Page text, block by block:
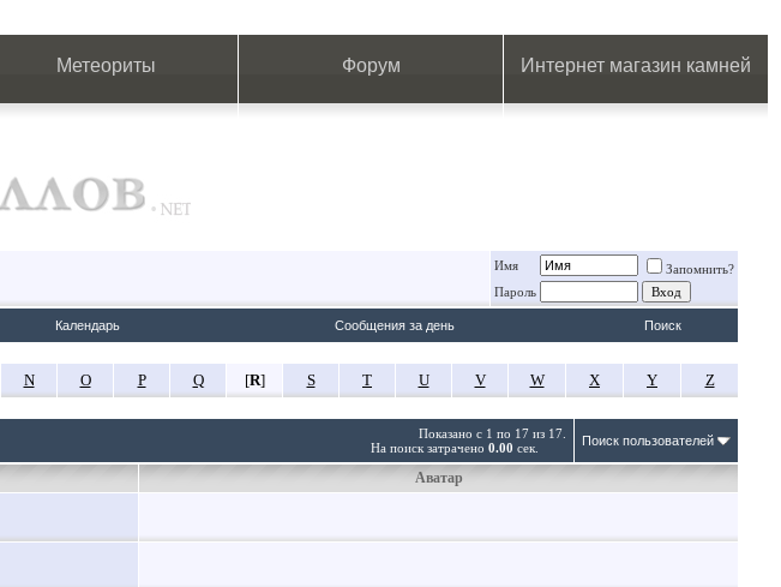
Метеориты Форум Интернет магазин камней
Имя
Запомнить?
Пароль
Календарь Сообщения за день Поиск
N O P Q [R] S T U V W X Y Z
Показано с 1 по 17 из 17.
На поиск затрачено 0.00 сек. Поиск пользователей
Аватар